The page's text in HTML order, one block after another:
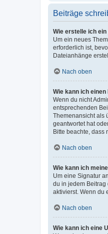
Beiträge
Wie erstelle ich
Um ein neues
erforderlich ist,
Dateianhänge
Nach oben
Wie kann ich
Wenn du nicht
entsprechenden
Themenansicht als
geantwortet hat
Bitte beachte, dass
Nach oben
Wie kann ich
Um eine Signatur
du in jedem Beitrag
aktivierst. Wenn du
Nach oben
Wie kann ich eine